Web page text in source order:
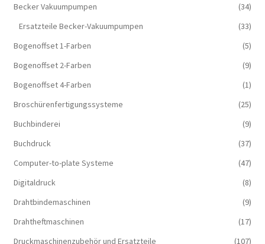
Becker Vakuumpumpen
(34)
Ersatzteile Becker-Vakuumpumpen
(33)
Bogenoffset 1-Farben
(5)
Bogenoffset 2-Farben
(9)
Bogenoffset 4-Farben
(1)
Broschürenfertigungssysteme
(25)
Buchbinderei
(9)
Buchdruck
(37)
Computer-to-plate Systeme
(47)
Digitaldruck
(8)
Drahtbindemaschinen
(9)
Drahtheftmaschinen
(17)
Druckmaschinenzubehör und Ersatzteile
(107)